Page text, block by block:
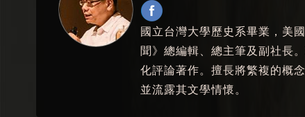
國立台灣大學歷史系畢業，美
聞》總編輯、總主筆及副社長
化評論著作。擅長將繁複的概
並流露其文學情懷。